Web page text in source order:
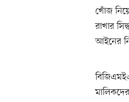
খোঁজ
রাখার
আইনের